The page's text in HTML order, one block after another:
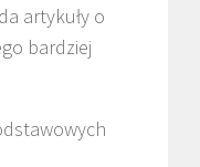
artykuły o
bardziej